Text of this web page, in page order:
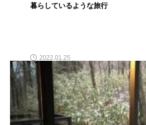
暮らしているような旅行
2022.01.25